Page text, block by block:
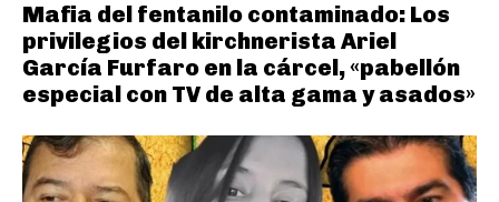
Mafia del fentanilo contaminado: Los
privilegios del kirchnerista Ariel
García Furfaro en la cárcel, «pabellón
especial con TV de alta gama y asados»